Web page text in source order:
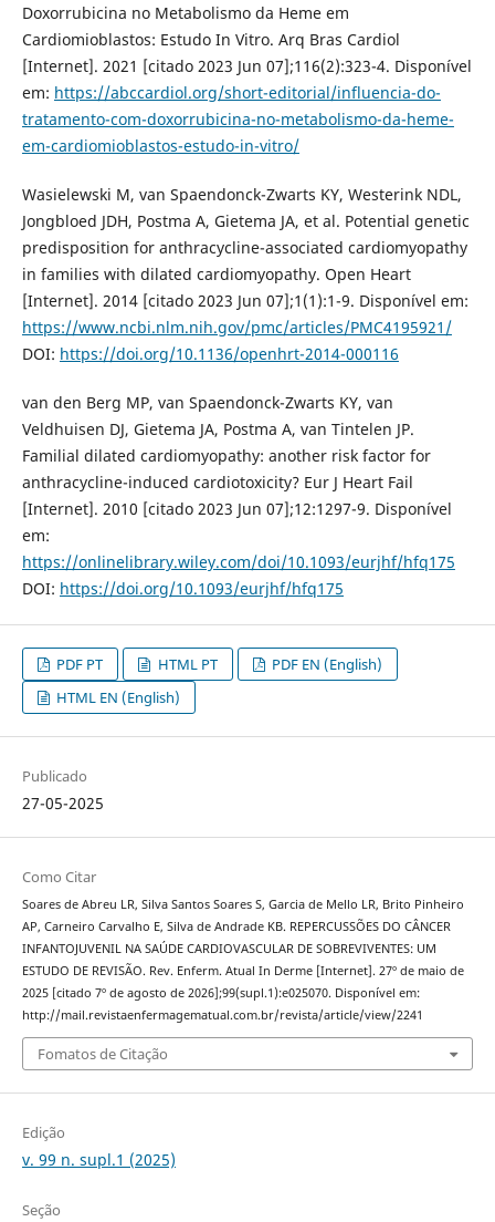
Doxorrubicina no Metabolismo da Heme em
Cardiomioblastos: Estudo In Vitro. Arq Bras Cardiol
[Internet]. 2021 [citado 2023 Jun 07];116(2):323-4. Disponível
em: https://abccardiol.org/short-editorial/influencia-do-
tratamento-com-doxorrubicina-no-metabolismo-da-heme-
em-cardiomioblastos-estudo-in-vitro/
Wasielewski M, van Spaendonck-Zwarts KY, Westerink NDL,
Jongbloed JDH, Postma A, Gietema JA, et al. Potential genetic
predisposition for anthracycline-associated cardiomyopathy
in families with dilated cardiomyopathy. Open Heart
[Internet]. 2014 [citado 2023 Jun 07];1(1):1-9. Disponível em:
https://www.ncbi.nlm.nih.gov/pmc/articles/PMC4195921/
DOI: https://doi.org/10.1136/openhrt-2014-000116
van den Berg MP, van Spaendonck-Zwarts KY, van
Veldhuisen DJ, Gietema JA, Postma A, van Tintelen JP.
Familial dilated cardiomyopathy: another risk factor for
anthracycline-induced cardiotoxicity? Eur J Heart Fail
[Internet]. 2010 [citado 2023 Jun 07];12:1297-9. Disponível
em:
https://onlinelibrary.wiley.com/doi/10.1093/eurjhf/hfq175
DOI: https://doi.org/10.1093/eurjhf/hfq175
PDF PT HTML PT
PDF EN (English)
HTML EN (English)
Publicado
27-05-2025
Como Citar
Soares de Abreu LR, Silva Santos Soares S, Garcia de Mello LR, Brito Pinheiro
AP, Carneiro Carvalho E, Silva de Andrade KB. REPERCUSSÕES DO CÂNCER
INFANTOJUVENIL NA SAÚDE CARDIOVASCULAR DE SOBREVIVENTES: UM
ESTUDO DE REVISÃO. Rev. Enferm. Atual In Derme [Internet]. 27º de maio de
2025 [citado 7º de agosto de 2026];99(supl.1):e025070. Disponível em:
http://mail.revistaenfermagematual.com.br/revista/article/view/2241
Fomatos de Citação
Edição
v. 99 n. supl.1 (2025)
Seção